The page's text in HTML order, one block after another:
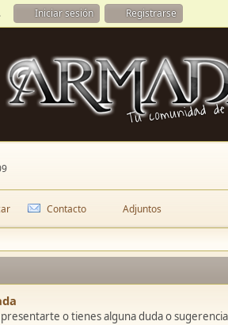
. Iniciar sesión Registrarse
Contacto Adjuntos
presentarte o tienes alguna duda o